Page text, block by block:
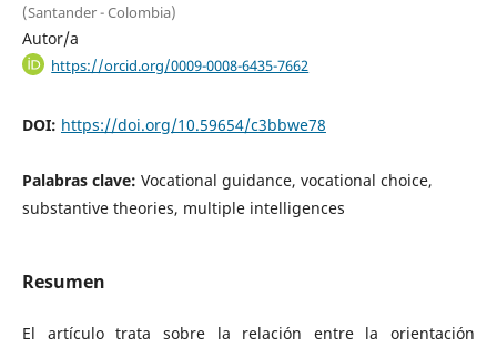
(Santander - Colombia)
Autor/a
https://orcid.org/0009-0008-6435-7662
DOI: https://doi.org/10.59654/c3bbwe78
Palabras clave: Vocational guidance, vocational choice,
substantive theories, multiple intelligences
Resumen
El artículo trata sobre la relación entre la orientación